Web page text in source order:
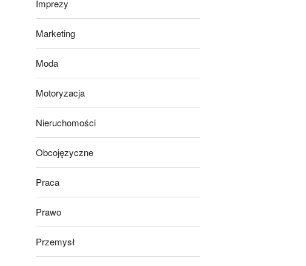
Imprezy
Marketing
Moda
Motoryzacja
Nieruchomości
Obcojęzyczne
Praca
Prawo
Przemysł